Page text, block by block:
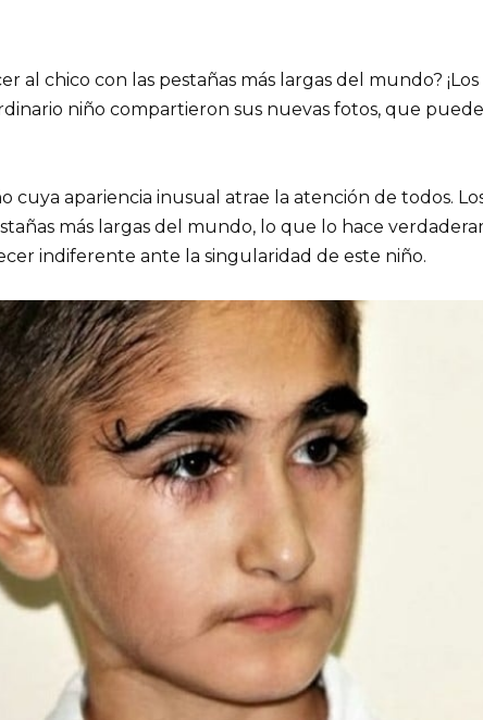
al chico con las pestañas más largas del mundo?
niño compartieron sus nuevas fotos, que
cuya apariencia inusual atrae la atención de todos.
más largas del mundo, lo que lo hace
indiferente ante la singularidad de este niño.